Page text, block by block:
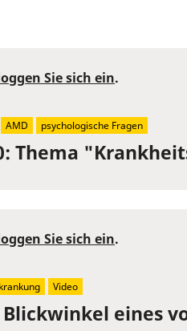
Thema
Sie sich ein.
AMD psychologische Fragen
eines
Sie sich ein.
Video